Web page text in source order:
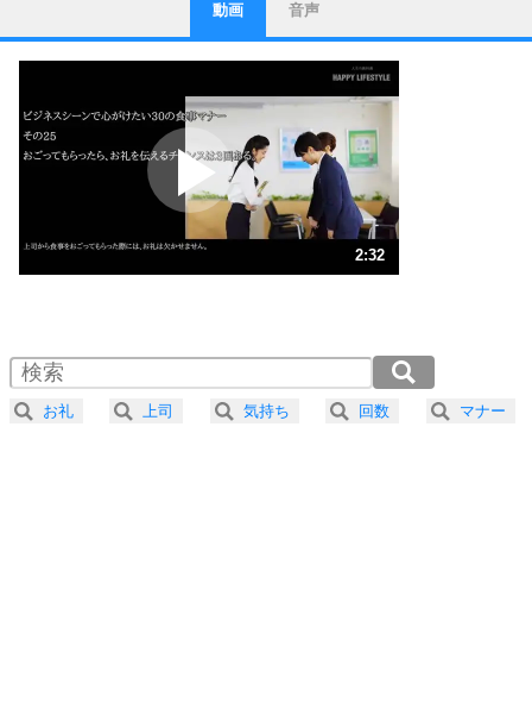
1
ストレス対策
他人と比べない。
いっそのこと、他人を見ない。
いらいらしない人になる30の方法
プラス思考
ポジティブになれない原因は、行動しないから。
ポジティブ思考になる30の方法
ストレス対策
人生、なんとかなるもの。
気楽に生きる30の方法
4 器の大きい人は、怒りを優しさで表現する。
プラス思考
動画 音声
2:32
2.0倍速 （299KB 1分16秒）
2.5倍速 （239KB 1分1秒）
3.0倍速 （200KB 50秒）
お礼 上司 気持ち 回数 マナー